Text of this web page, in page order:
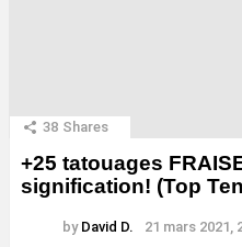
38 Shares
+25 tatouages
signification! (Top
by David D. 21 mars 2021,